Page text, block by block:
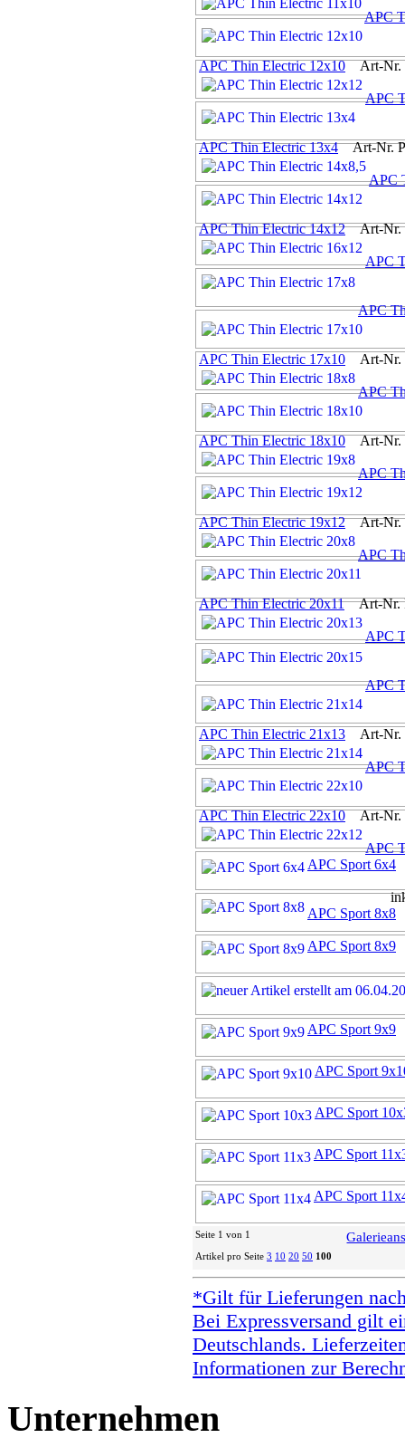
APC
APC Thin Electric 12x10Art-Nr.
APC
APC Thin Electric 13x4Art-Nr.
APC
APC Thin Electric 14x12Art-Nr.
APC
APC
APC Thin Electric 17x10 Art-Nr.
APC
APC Thin Electric 18x10Art-Nr.
APC
APC Thin Electric 19x12Art-Nr.
APC
APC Thin Electric 20x11Art-Nr.
APC
APC
APC Thin Electric 21x13 Art-Nr.
APC
APC Thin Electric 22x10Art-Nr.
APC
APC Sport 6x4
APC Sport 8x8
APC Sport 8x9
APC Sport 9x9
APC Sport
APC Sport
APC Sport
APC Sport
Seite 1 von 1
Artikel pro Seite 3 10 20 50 100
*Gilt für Lieferungen
Bei Expressversand gilt
Deutschlands.
Informationen zur
Unternehmen